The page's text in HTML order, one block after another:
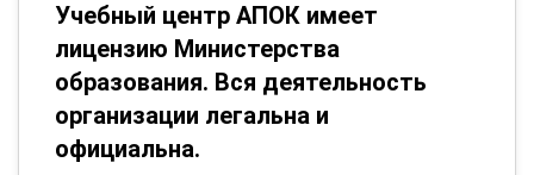
Учебный центр АПОК имеет
лицензию Министерства
образования. Вся деятельность
организации легальна и
официальна.